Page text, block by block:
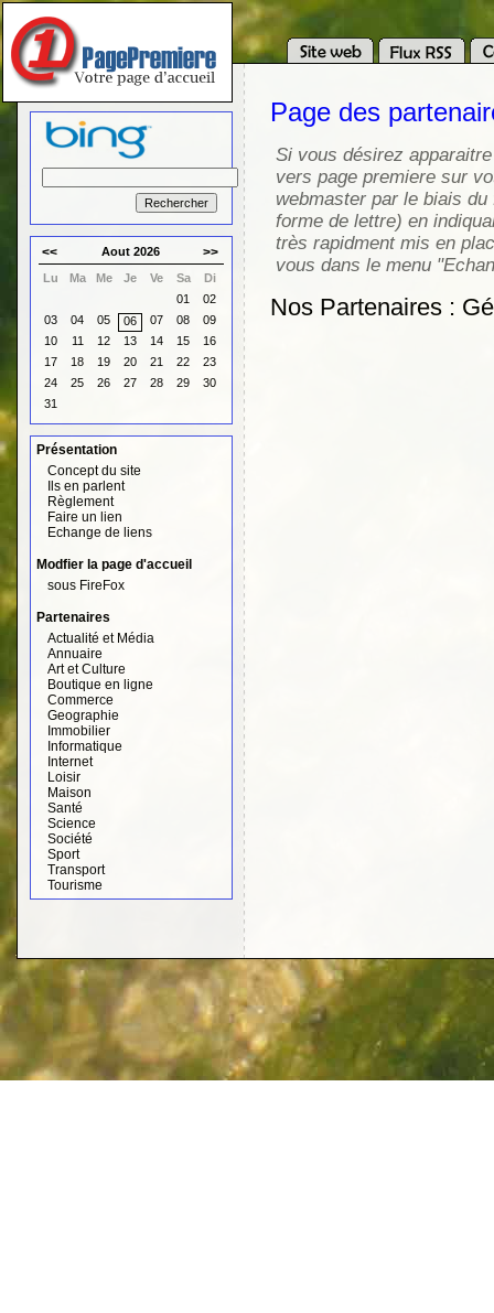
<< Aout 2026 >>
Lu Ma Me Je Ve Sa
Di
01
02
03
04 05 06 07 08
09
10
11 12 13 14 15
16
17
18 19 20 21 22
23
24
25 26 27 28 29
30
31
Présentation
Concept du site
Ils en parlent
Règlement
Faire un lien
Echange de liens
Modfier la page d'accueil
sous FireFox
Partenaires
Actualité et Média
Annuaire
Art et Culture
Boutique en ligne
Commerce
Geographie
Immobilier
Informatique
Internet
Loisir
Maison
Santé
Science
Société
Sport
Transport
Tourisme
Page des
Si vous désirez
vers page premiere sur
webmaster par le biais
forme de lettre) en
très rapidment mis en
vous dans le menu
Nos Partenaires :